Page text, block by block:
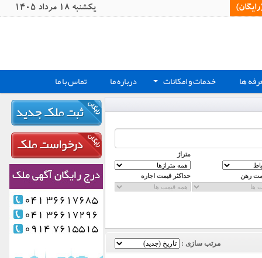
يکشنبه 18 مرداد 1405
ها + خدمات و امکانات درباره ما تماس با ما
متراژ
رهن حداکثر قیمت اجاره
مرتب سازی :